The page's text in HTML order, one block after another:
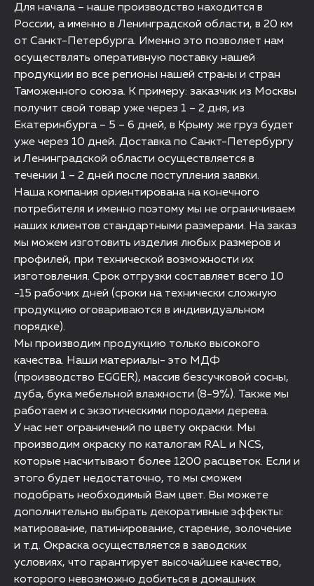
Для начала – наше производство находится в
России, а именно в Ленинградской области, в 20 км
от Санкт-Петербурга. Именно это позволяет нам
осуществлять оперативную поставку нашей
продукции во все регионы нашей страны и стран
Таможенного союза. К примеру: заказчик из Москвы
получит свой товар уже через 1 – 2 дня, из
Екатеринбурга – 5 – 6 дней, в Крыму же груз будет
уже через 10 дней. Доставка по Санкт-Петербургу
и Ленинградской области осуществляется в
течении 1 – 2 дней после поступления заявки.
Наша компания ориентирована на конечного
потребителя и именно поэтому мы не ограничиваем
наших клиентов стандартными размерами. На заказ
мы можем изготовить изделия любых размеров и
профилей, при технической возможности их
изготовления. Срок отгрузки составляет всего 10
-15 рабочих дней (сроки на технически сложную
продукцию оговариваются в индивидуальном
порядке).
Мы производим продукцию только высокого
качества. Наши материалы- это МДФ
(производство EGGER), массив безсучковой сосны,
дуба, бука мебельной влажности (8-9%). Также мы
работаем и с экзотическими породами дерева.
У нас нет ограничений по цвету окраски. Мы
производим окраску по каталогам RAL и NCS,
которые насчитывают более 1200 расцветок. Если и
этого будет недостаточно, то мы сможем
подобрать необходимый Вам цвет. Вы можете
дополнительно выбрать декоративные эффекты:
матирование, патинирование, старение, золочение
и т.д. Окраска осуществляется в заводских
условиях, что гарантирует высочайшее качество,
которого невозможно добиться в домашних